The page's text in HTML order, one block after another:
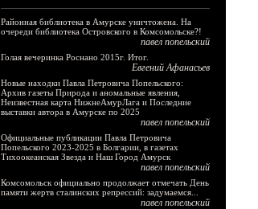
Районная библиотека в Амурске уничтожена. На
очереди библиотека Островского в Комсомольске?!
павел попельский
Голая вечеринка Роснано 2015г. Итог.
Евгений Афанасьев
Новые находки Павла Петровича Попельского:
Архив газеты Природа и аномальные явления,
Неизвестная карта НижнеАмурЛага и Последние
выставки автора в Амурске по 2025
павел попельский
Официальные публикации Павла Петровича
Попельского 2023-2025 в Болгарии, в газетах
Тихоокеанская Звезда и Наш Город Амурск
павел попельский
Комсомольск официально продолжает отмечать День
памяти жертв сталинских репрессий: задумаемся...
павел попельский